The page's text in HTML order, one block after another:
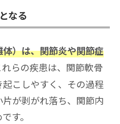
なる
）は、関節炎や関節症
れらの疾患は、関節軟骨
こしやすく、その過程
が剥がれ落ち、関節内
す。